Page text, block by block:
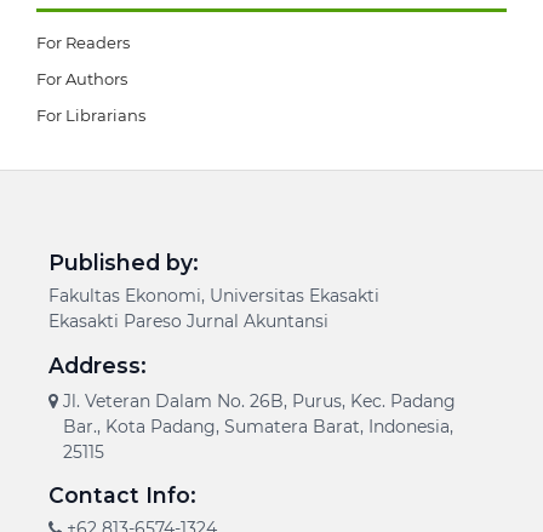
For Readers
For Authors
For Librarians
Published by:
Fakultas Ekonomi, Universitas Ekasakti
Ekasakti Pareso Jurnal Akuntansi
Address:
Jl. Veteran Dalam No. 26B, Purus, Kec. Padang
Bar., Kota Padang, Sumatera Barat, Indonesia,
25115
Contact Info: